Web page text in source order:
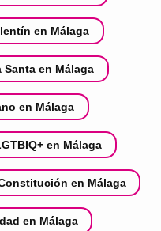
en Málaga
Santa en Málaga
en Málaga
en Málaga
en Málaga
en Málaga